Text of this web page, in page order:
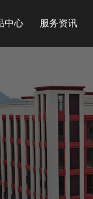
中心 服务资讯